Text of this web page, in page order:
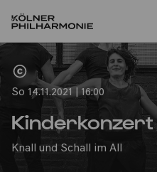
Home
So 14.11.2021 | 16:00
Kinderkonzert
Knall und Schall im All